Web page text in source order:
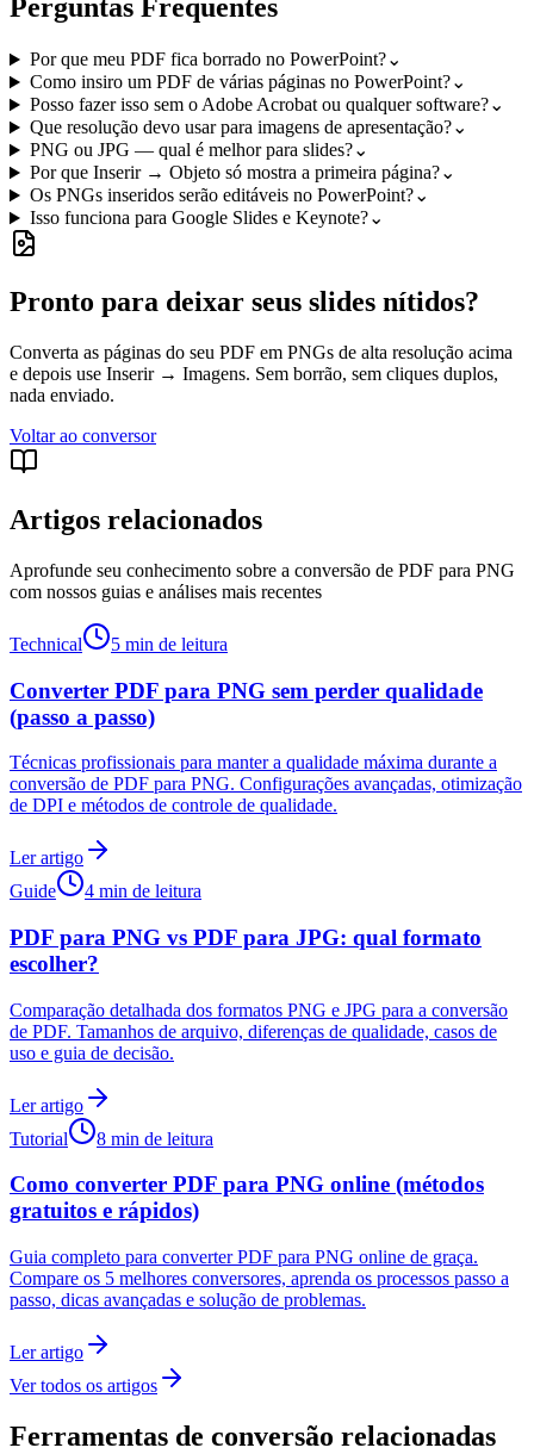
Perguntas Frequentes
Por que meu PDF fica borrado no PowerPoint?⌄
Como insiro um PDF de várias páginas no PowerPoint?⌄
Posso fazer isso sem o Adobe Acrobat ou qualquer software?⌄
Que resolução devo usar para imagens de apresentação?⌄
PNG ou JPG — qual é melhor para slides?⌄
Por que Inserir → Objeto só mostra a primeira página?⌄
Os PNGs inseridos serão editáveis no PowerPoint?⌄
Isso funciona para Google Slides e Keynote?⌄
Pronto para deixar seus slides nítidos?
Converta as páginas do seu PDF em PNGs de alta resolução acima
e depois use Inserir → Imagens. Sem borrão, sem cliques duplos,
nada enviado.
Voltar ao conversor
Artigos relacionados
Aprofunde seu conhecimento sobre a conversão de PDF para PNG
com nossos guias e análises mais recentes
Technical 5 min de leitura
Converter PDF para PNG sem perder qualidade
(passo a passo)
Técnicas profissionais para manter a qualidade máxima durante a
conversão de PDF para PNG. Configurações avançadas, otimização
de DPI e métodos de controle de qualidade.
Ler artigo
Guide
4 min de leitura
PDF para PNG vs PDF para JPG: qual formato
escolher?
Comparação detalhada dos formatos PNG e JPG para a conversão
de PDF. Tamanhos de arquivo, diferenças de qualidade, casos de
uso e guia de decisão.
Ler artigo
Tutorial
8 min de leitura
Como converter PDF para PNG online (métodos
gratuitos e rápidos)
Guia completo para converter PDF para PNG online de graça.
Compare os 5 melhores conversores, aprenda os processos passo a
passo, dicas avançadas e solução de problemas.
Ler artigo
Ver todos os artigos
Ferramentas de conversão relacionadas